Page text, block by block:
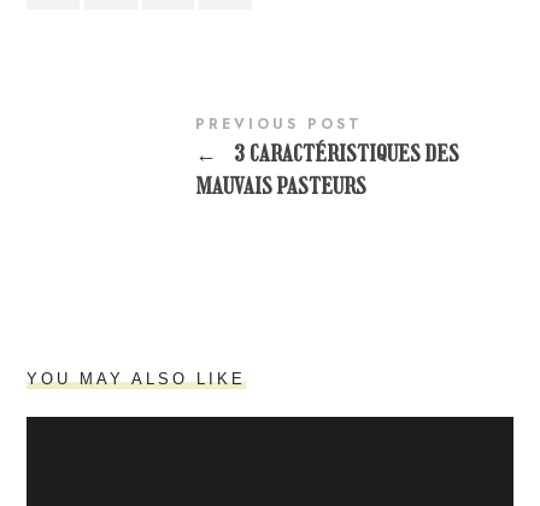
PREVIOUS POST
←
3 CARACTÉRISTIQUES DES
MAUVAIS PASTEURS
YOU MAY ALSO LIKE